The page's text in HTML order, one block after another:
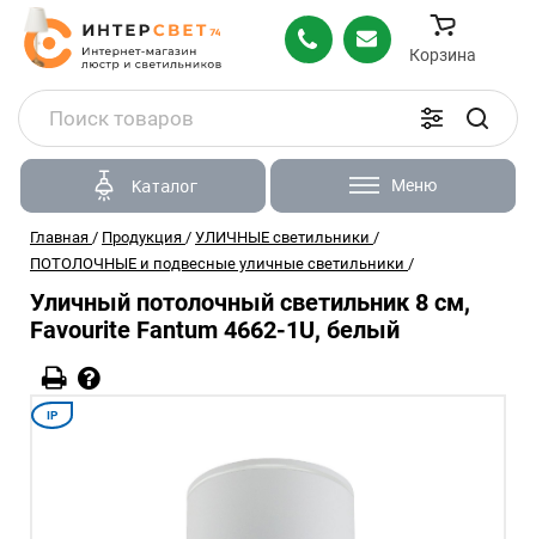
Корзина
Каталог Меню
Главная / Продукция / УЛИЧНЫЕ светильники /
ПОТОЛОЧНЫЕ и подвесные уличные светильники /
Уличный потолочный светильник 8 см,
Favourite Fantum 4662-1U, белый
IP